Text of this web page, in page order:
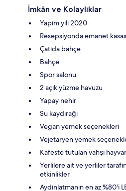
İmkân ve Kolaylıklar
Yapım yılı 2020
Resepsiyonda emanet
Çatıda bahçe
Bahçe
Spor salonu
2 açık yüzme havuzu
Yapay nehir
Su kaydırağı
Vegan yemek seçenekleri
Vejetaryen yemek
Kafeste tutulan vahşi
Yerlilere ait ve yerliler
etkinlikler
Aydınlatmanın en az %80'i